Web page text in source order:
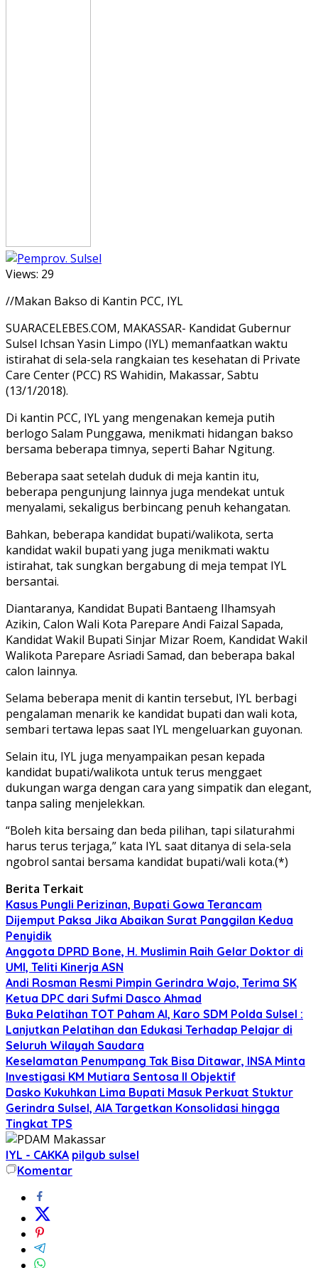
Views: 29
//Makan Bakso di Kantin PCC, IYL
SUARACELEBES.COM, MAKASSAR- Kandidat Gubernur
Sulsel Ichsan Yasin Limpo (IYL) memanfaatkan waktu
istirahat di sela-sela rangkaian tes kesehatan di Private
Care Center (PCC) RS Wahidin, Makassar, Sabtu
(13/1/2018).
Di kantin PCC, IYL yang mengenakan kemeja putih
berlogo Salam Punggawa, menikmati hidangan bakso
bersama beberapa timnya, seperti Bahar Ngitung.
Beberapa saat setelah duduk di meja kantin itu,
beberapa pengunjung lainnya juga mendekat untuk
menyalami, sekaligus berbincang penuh kehangatan.
Bahkan, beberapa kandidat bupati/walikota, serta
kandidat wakil bupati yang juga menikmati waktu
istirahat, tak sungkan bergabung di meja tempat IYL
bersantai.
Diantaranya, Kandidat Bupati Bantaeng Ilhamsyah
Azikin, Calon Wali Kota Parepare Andi Faizal Sapada,
Kandidat Wakil Bupati Sinjar Mizar Roem, Kandidat Wakil
Walikota Parepare Asriadi Samad, dan beberapa bakal
calon lainnya.
Selama beberapa menit di kantin tersebut, IYL berbagi
pengalaman menarik ke kandidat bupati dan wali kota,
sembari tertawa lepas saat IYL mengeluarkan guyonan.
Selain itu, IYL juga menyampaikan pesan kepada
kandidat bupati/walikota untuk terus menggaet
dukungan warga dengan cara yang simpatik dan elegant,
tanpa saling menjelekkan.
“Boleh kita bersaing dan beda pilihan, tapi silaturahmi
harus terus terjaga,” kata IYL saat ditanya di sela-sela
ngobrol santai bersama kandidat bupati/wali kota.(*)
Berita Terkait
Kasus Pungli Perizinan, Bupati Gowa Terancam
Dijemput Paksa Jika Abaikan Surat Panggilan Kedua
Penyidik
Anggota DPRD Bone, H. Muslimin Raih Gelar Doktor di
UMI, Teliti Kinerja ASN
Andi Rosman Resmi Pimpin Gerindra Wajo, Terima SK
Ketua DPC dari Sufmi Dasco Ahmad
Buka Pelatihan TOT Paham AI, Karo SDM Polda Sulsel :
Lanjutkan Pelatihan dan Edukasi Terhadap Pelajar di
Seluruh Wilayah Saudara
Keselamatan Penumpang Tak Bisa Ditawar, INSA Minta
Investigasi KM Mutiara Sentosa II Objektif
Dasko Kukuhkan Lima Bupati Masuk Perkuat Stuktur
Gerindra Sulsel, AIA Targetkan Konsolidasi hingga
Tingkat TPS
IYL - CAKKA pilgub sulsel
Komentar